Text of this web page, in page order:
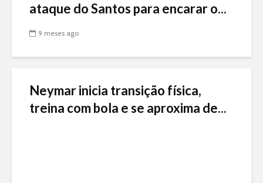
ataque do Santos para encarar o...
9 meses ago
Neymar inicia transição física,
treina com bola e se aproxima de...